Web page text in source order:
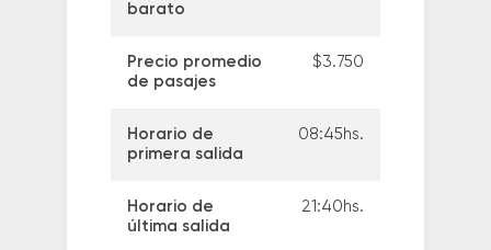
barato
Precio promedio
de pasajes
$3.750
Horario de
primera salida
08:45hs.
Horario de
última salida
21:40hs.